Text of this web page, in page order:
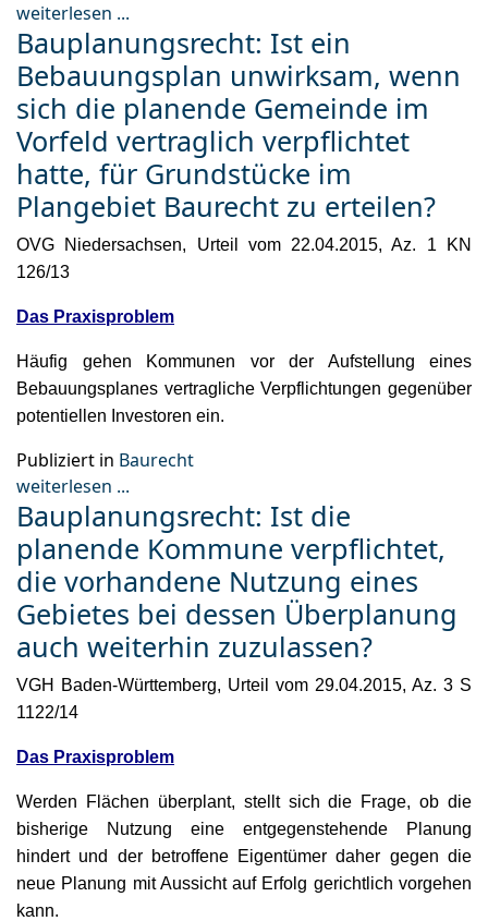
weiterlesen ...
Bauplanungsrecht: Ist ein
Bebauungsplan unwirksam, wenn
sich die planende Gemeinde im
Vorfeld vertraglich verpflichtet
hatte, für Grundstücke im
Plangebiet Baurecht zu erteilen?
OVG Niedersachsen, Urteil vom 22.04.2015, Az. 1 KN
126/13
Das Praxisproblem
Häufig gehen Kommunen vor der Aufstellung eines
Bebauungsplanes vertragliche Verpflichtungen gegenüber
potentiellen Investoren ein.
Publiziert in Baurecht
weiterlesen ...
Bauplanungsrecht: Ist die
planende Kommune verpflichtet,
die vorhandene Nutzung eines
Gebietes bei dessen Überplanung
auch weiterhin zuzulassen?
VGH Baden-Württemberg, Urteil vom 29.04.2015, Az. 3 S
1122/14
Das Praxisproblem
Werden Flächen überplant, stellt sich die Frage, ob die
bisherige Nutzung eine entgegenstehende Planung
hindert und der betroffene Eigentümer daher gegen die
neue Planung mit Aussicht auf Erfolg gerichtlich vorgehen
kann.